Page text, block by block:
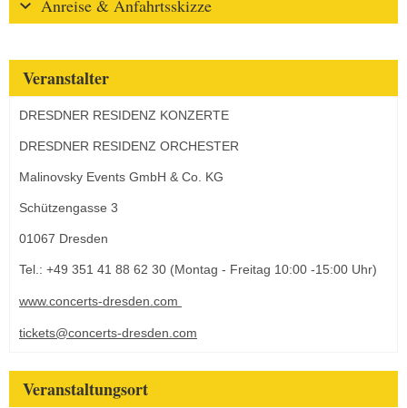
Anreise & Anfahrtsskizze
Veranstalter
DRESDNER RESIDENZ KONZERTE
DRESDNER RESIDENZ ORCHESTER
Malinovsky Events GmbH & Co. KG
Schützengasse 3
01067 Dresden
Tel.: +49 351 41 88 62 30 (Montag - Freitag 10:00 -15:00 Uhr)
www.concerts-dresden.com
tickets@concerts-dresden.com
Veranstaltungsort